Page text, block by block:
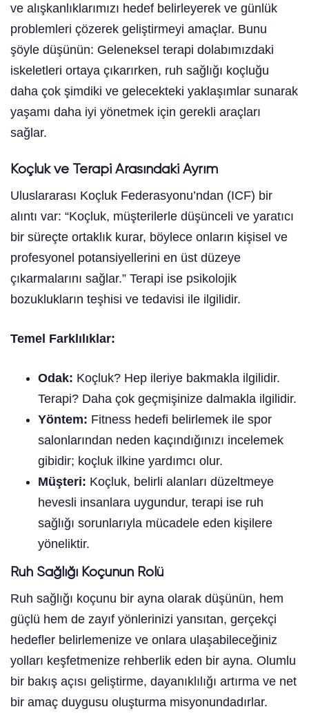
ve alışkanlıklarımızı hedef belirleyerek ve günlük
problemleri çözerek geliştirmeyi amaçlar. Bunu
şöyle düşünün: Geleneksel terapi dolabımızdaki
iskeletleri ortaya çıkarırken, ruh sağlığı koçluğu
daha çok şimdiki ve gelecekteki yaklaşımlar sunarak
yaşamı daha iyi yönetmek için gerekli araçları
sağlar.
Koçluk ve Terapi Arasındaki Ayrım
Uluslararası Koçluk Federasyonu’ndan (ICF) bir
alıntı var: “Koçluk, müşterilerle düşünceli ve yaratıcı
bir süreçte ortaklık kurar, böylece onların kişisel ve
profesyonel potansiyellerini en üst düzeye
çıkarmalarını sağlar.” Terapi ise psikolojik
bozuklukların teşhisi ve tedavisi ile ilgilidir.
Temel Farklılıklar:
Odak: Koçluk? Hep ileriye bakmakla ilgilidir.
Terapi? Daha çok geçmişinize dalmakla ilgilidir.
Yöntem: Fitness hedefi belirlemek ile spor
salonlarından neden kaçındığınızı incelemek
gibidir; koçluk ilkine yardımcı olur.
Müşteri: Koçluk, belirli alanları düzeltmeye
hevesli insanlara uygundur, terapi ise ruh
sağlığı sorunlarıyla mücadele eden kişilere
yöneliktir.
Ruh Sağlığı Koçunun Rolü
Ruh sağlığı koçunu bir ayna olarak düşünün, hem
güçlü hem de zayıf yönlerinizi yansıtan, gerçekçi
hedefler belirlemenize ve onlara ulaşabileceğiniz
yolları keşfetmenize rehberlik eden bir ayna. Olumlu
bir bakış açısı geliştirme, dayanıklılığı artırma ve net
bir amaç duygusu oluşturma misyonundadırlar.